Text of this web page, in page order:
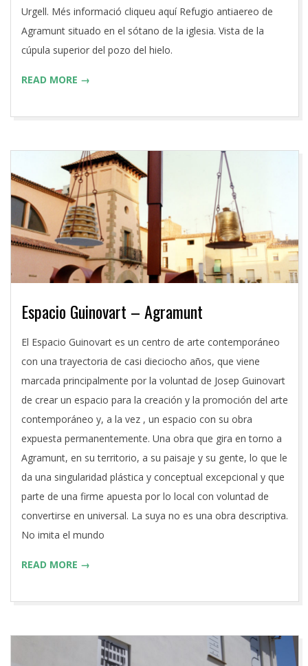
Urgell. Més informació cliqueu aquí Refugio antiaereo de
Agramunt situado en el sótano de la iglesia. Vista de la
cúpula superior del pozo del hielo.
READ MORE →
Espacio Guinovart – Agramunt
2016-
06-
27
El Espacio Guinovart es un centro de arte contemporáneo
con una trayectoria de casi dieciocho años, que viene
marcada principalmente por la voluntad de Josep Guinovart
de crear un espacio para la creación y la promoción del arte
contemporáneo y, a la vez , un espacio con su obra
expuesta permanentemente. Una obra que gira en torno a
Agramunt, en su territorio, a su paisaje y su gente, lo que le
da una singularidad plástica y conceptual excepcional y que
parte de una firme apuesta por lo local con voluntad de
convertirse en universal. La suya no es una obra descriptiva.
No imita el mundo
READ MORE →